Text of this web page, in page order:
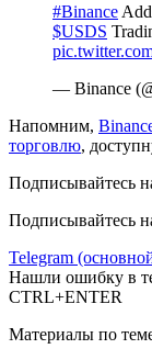
#Binance
$USDS
— Binance
Напомним,
торговлю,
Подписывайтесь
Подписывайтесь
Telegram
Нашли ошибку в
CTRL+ENTER
Материалы по